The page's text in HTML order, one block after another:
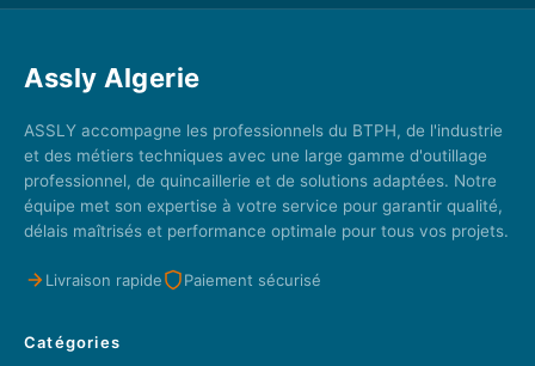
Assly Algerie
ASSLY accompagne les professionnels du BTPH, de l'industrie
et des métiers techniques avec une large gamme d'outillage
professionnel, de quincaillerie et de solutions adaptées. Notre
équipe met son expertise à votre service pour garantir qualité,
délais maîtrisés et performance optimale pour tous vos projets.
Livraison rapide Paiement sécurisé
Catégories